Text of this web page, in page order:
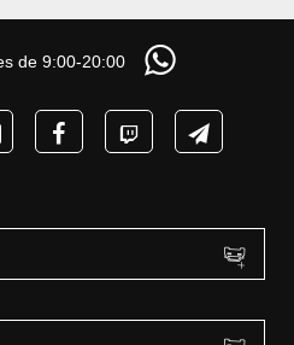
de 9:00-20:00